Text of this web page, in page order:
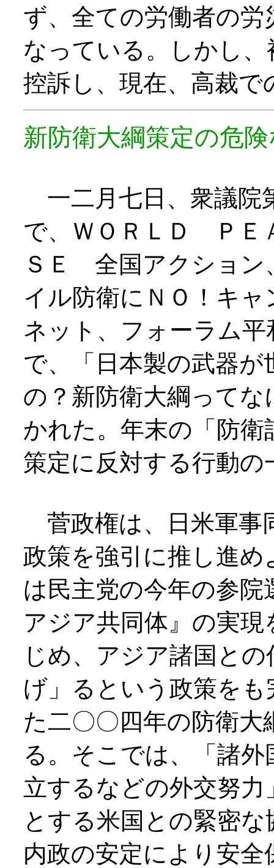
ず、全ての労働者の
なっている。しかし
控訴し、現在、高裁
新防衛大綱策定の危
一二月七日、衆議院
で、ＷＯＲＬＤ Ｐ
ＳＥ 全国アクション
イル防衛にＮＯ！キ
ネット、フォーラム
で、「日本製の武器
の？新防衛大綱って
かれた。年末の「防
策定に反対する行動の
菅政権は、日米軍事
政策を強引に推し進
は民主党の今年の参
アジア共同体』の実
じめ、アジア諸国と
げ」るという政策を
た二〇〇四年の防衛
る。そこでは、「諸
立するなどの外交努
とする米国との緊密
内政の安定により安